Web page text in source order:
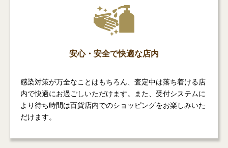
安心・安全で快適な店内
感染対策が万全なことはもちろん、査定中は落ち着ける店
内で快適にお過ごしいただけます。また、受付システムに
より待ち時間は百貨店内でのショッピングをお楽しみいた
だけます。